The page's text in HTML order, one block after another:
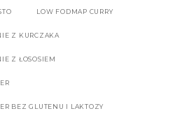
LOW FODMAP CURRY
Z KURCZAKA
Z ŁOSOSIEM
BEZ GLUTENU I LAKTOZY